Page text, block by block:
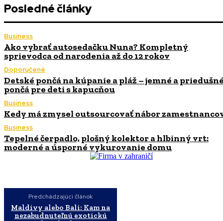
Posledné články
Business
Ako vybrať autosedačku Nuna? Kompletný
sprievodca od narodenia až do 12 rokov
Doporučené
Detské pončá na kúpanie a pláž – jemné a
pončá pre deti s kapucňou
Business
Kedy má zmysel outsourcovať nábor
Business
Tepelné čerpadlo, plošný kolektor a hlbinný vrt:
moderné a úsporné vykurovanie domu
Predchádzajúci článok
Maldivy alebo Bali: Kam na
nezabudnuteľnú exotickú